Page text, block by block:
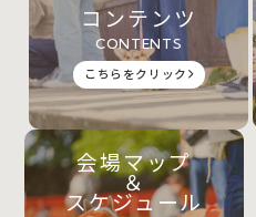
コンテンツ
CONTENTS
こちらをクリック
会場マップ
＆
スケジュール